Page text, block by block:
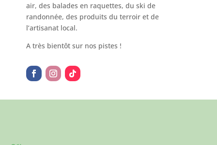
air, des balades en raquettes, du ski de
randonnée, des produits du terroir et de
l’artisanat local.
A très bientôt sur nos pistes !